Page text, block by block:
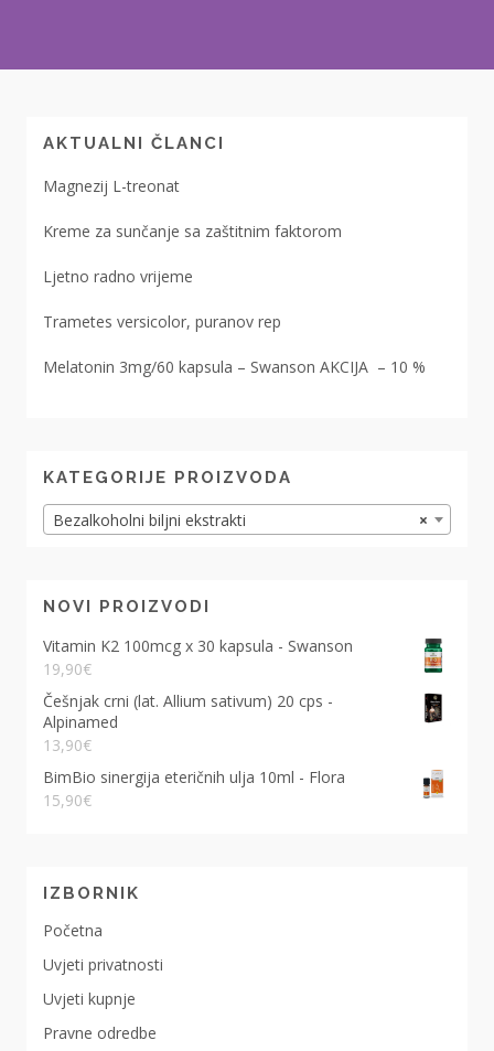
AKTUALNI ČLANCI
Magnezij L-treonat
Kreme za sunčanje sa zaštitnim faktorom
Ljetno radno vrijeme
Trametes versicolor, puranov rep
Melatonin 3mg/60 kapsula – Swanson AKCIJA – 10 %
KATEGORIJE PROIZVODA
×
Bezalkoholni biljni ekstrakti
NOVI PROIZVODI
Vitamin K2 100mcg x 30 kapsula - Swanson
19,90€
Češnjak crni (lat. Allium sativum) 20 cps -
Alpinamed
13,90€
BimBio sinergija eteričnih ulja 10ml - Flora
15,90€
IZBORNIK
Početna
Uvjeti privatnosti
Uvjeti kupnje
Pravne odredbe